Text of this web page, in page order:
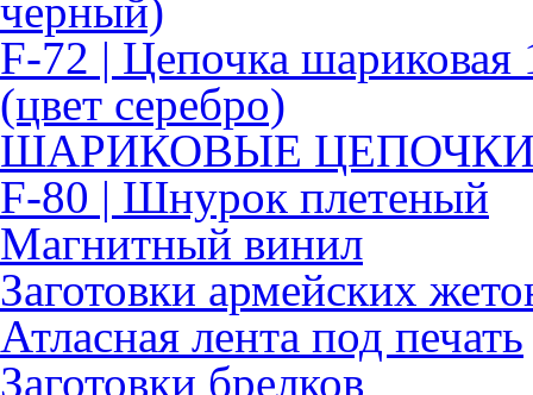
черный)
F-72 | Цепочка
(цвет серебро)
ШАРИКОВЫЕ
F-80 | Шнурок плетеный
Магнитный винил
Заготовки армейских
Атласная лента под печать
Заготовки брелков